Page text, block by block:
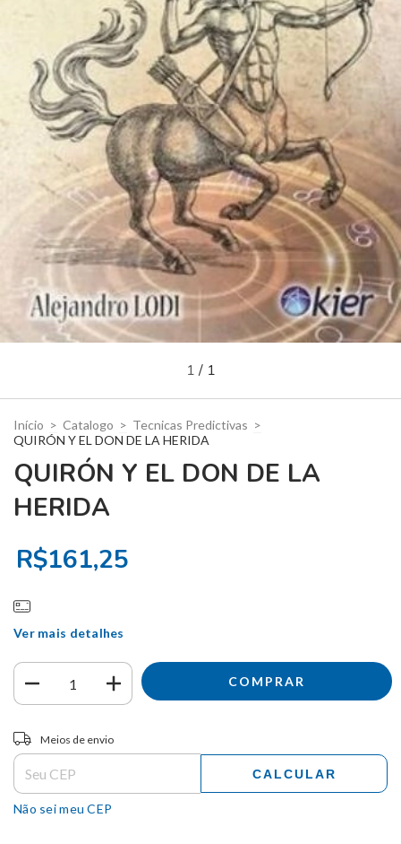
1 / 1
Início > Catalogo > Tecnicas Predictivas >
QUIRÓN Y EL DON DE LA HERIDA
QUIRÓN Y EL DON DE LA
HERIDA
R$161,25
Ver mais detalhes
Entregas para o CEP:
Meios de envio
CALCULAR
Não sei meu CEP